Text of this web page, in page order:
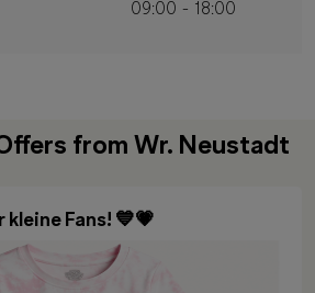
09:00 - 18:00
from Wr. Neustadt
kleine Fans! 💙💗